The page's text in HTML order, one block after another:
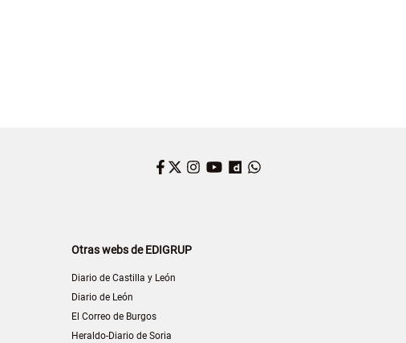
Facebook
Twitter
Instagram
YouTube
Dailymotion
Otras webs de EDIGRUP
Diario de Castilla y León
Diario de León
El Correo de Burgos
Heraldo-Diario de Soria